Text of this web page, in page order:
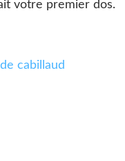
votre premier dos.